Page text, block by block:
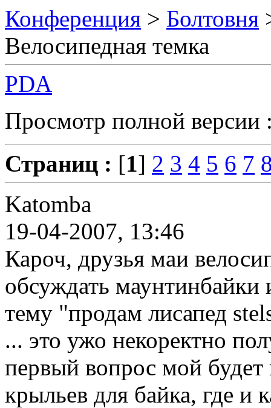
Конференция > Болтовня
Велосипедная темка
PDA
Просмотр полной
Страниц : [1] 2 3 4 5 6 7
Katomba
19-04-2007, 13:46
Кароч, друзья маи
обсуждать маунтинбайки
тему "продам лисапед
... это ужо некоректно
первый вопрос мой будет
крыльев для байка, где и